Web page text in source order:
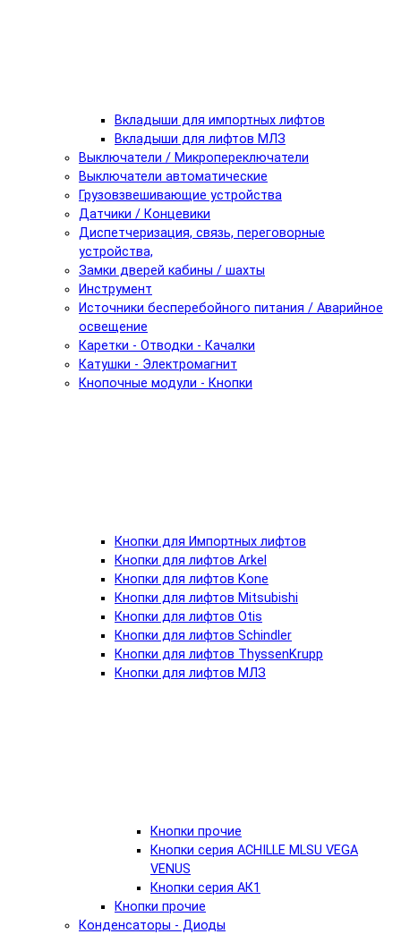
Вкладыши для импортных лифтов
Вкладыши для лифтов МЛЗ
Выключатели / Микропереключатели
Выключатели автоматические
Грузовзвешивающие устройства
Датчики / Концевики
Диспетчеризация, связь, переговорные
устройства,
Замки дверей кабины / шахты
Инструмент
Источники бесперебойного питания / Аварийное
освещение
Каретки - Отводки - Качалки
Катушки - Электромагнит
Кнопочные модули - Кнопки
Кнопки для Импортных лифтов
Кнопки для лифтов Arkel
Кнопки для лифтов Kone
Кнопки для лифтов Mitsubishi
Кнопки для лифтов Otis
Кнопки для лифтов Schindler
Кнопки для лифтов ThyssenKrupp
Кнопки для лифтов МЛЗ
Кнопки прочие
Кнопки серия ACHILLE MLSU VEGA
VENUS
Кнопки серия АК1
Кнопки прочие
Конденсаторы - Диоды